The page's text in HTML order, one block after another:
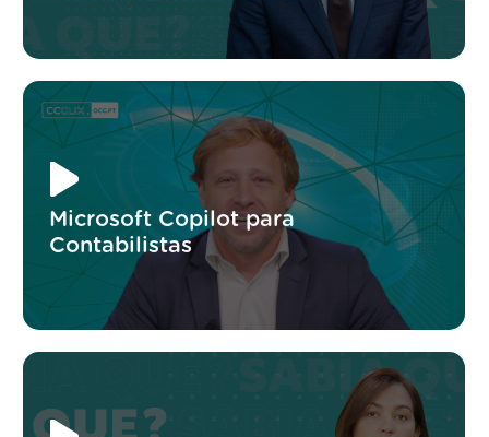
Microsoft Copilot para
Contabilistas